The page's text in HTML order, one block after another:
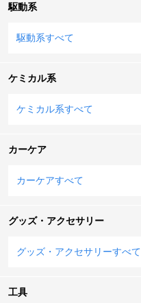
駆動系
駆動系すべて
ケミカル系
ケミカル系すべて
カーケア
カーケアすべて
グッズ・アクセサリー
グッズ・アクセサリーすべて
工具